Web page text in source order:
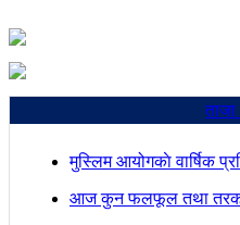
मुस्लिम आयोगकाे वार्षिक
आज कुन फलफूल तथा